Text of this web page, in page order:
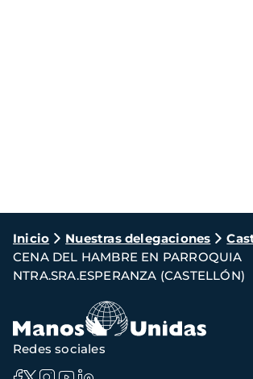
Ruta
de
navegación
Inicio Nuestras delegaciones
CENA DEL HAMBRE EN PARROQUIA
NTRA.SRA.ESPERANZA (CASTELLÓN)
Redes sociales